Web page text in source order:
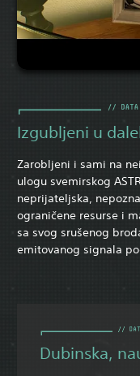
Izgubljeni u
Zarobljeni i sami na
ulogu svemirskog
neprijateljska,
ograničene resurse i
sa svog srušenog
emitovanog signala
Dubinska,